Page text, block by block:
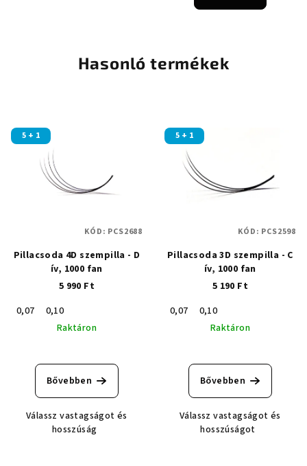
Hasonló termékek
5 + 1
Pillacsoda 4D szempilla - D
ív, 1000 fan
5 990 Ft
0,07
0,10
Raktáron
termék
átlagos
értékelése
ből
5,0
Bővebben
Válassz vastagságot és
hosszúság
KÓD: PCS2688
5 + 1
Pillacsoda 3D szempilla - C
ív, 1000 fan
5 190 Ft
0,07
0,10
Raktáron
Bővebben
Válassz vastagságot és
hosszúságot
KÓD: PCS2598